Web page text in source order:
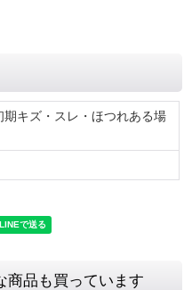
期キズ・スレ・ほつれある場
商品も買っています